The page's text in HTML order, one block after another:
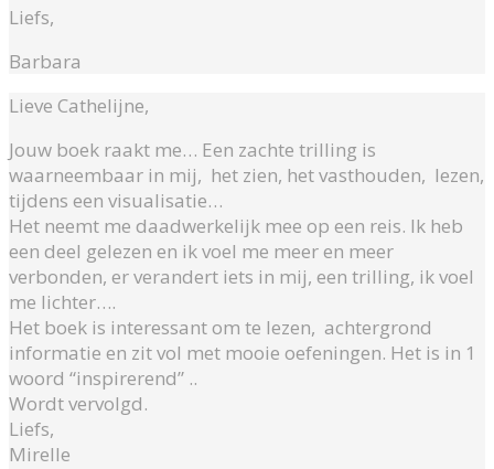
Liefs,
Barbara
Lieve Cathelijne,
Jouw boek raakt me… Een zachte trilling is
waarneembaar in mij, het zien, het vasthouden, lezen,
tijdens een visualisatie…
Het neemt me daadwerkelijk mee op een reis. Ik heb
een deel gelezen en ik voel me meer en meer
verbonden, er verandert iets in mij, een trilling, ik voel
me lichter….
Het boek is interessant om te lezen, achtergrond
informatie en zit vol met mooie oefeningen. Het is in 1
woord “inspirerend” ..
Wordt vervolgd.
Liefs,
Mirelle